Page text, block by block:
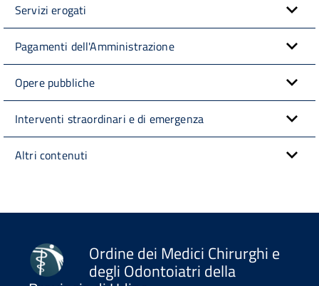
Servizi erogati
Pagamenti dell'Amministrazione
Opere pubbliche
Interventi straordinari e di emergenza
Altri contenuti
Ordine dei Medici Chirurghi e
degli Odontoiatri della